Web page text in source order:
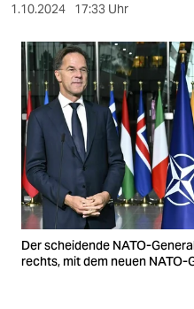
wahrheit
verlag
verlag
veranstaltungen
shop
fragen & hilfe
1.10.2024 17:33 Uhr
Der scheidende NATO-
rechts, mit dem neuen